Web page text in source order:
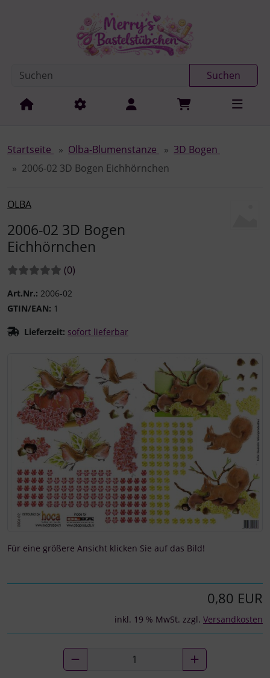
Springe zur Navigation
Suchen
Startseite Olba-Blumenstanze
3D Bogen
2006-02 3D Bogen Eichhörnchen
OLBA
2006-02 3D Bogen
Eichhörnchen
Bewertungen:
(0Bewertungen
)
Art.Nr.: 2006-02
GTIN/EAN: 1
Lieferzeit: sofort lieferbar
Wenn mehr als ein Produktbild existiert, können Sie die
Für eine größere Ansicht klicken Sie auf das Bild!
0,80 EUR
inkl. 19 % MwSt. zzgl. Versandkosten